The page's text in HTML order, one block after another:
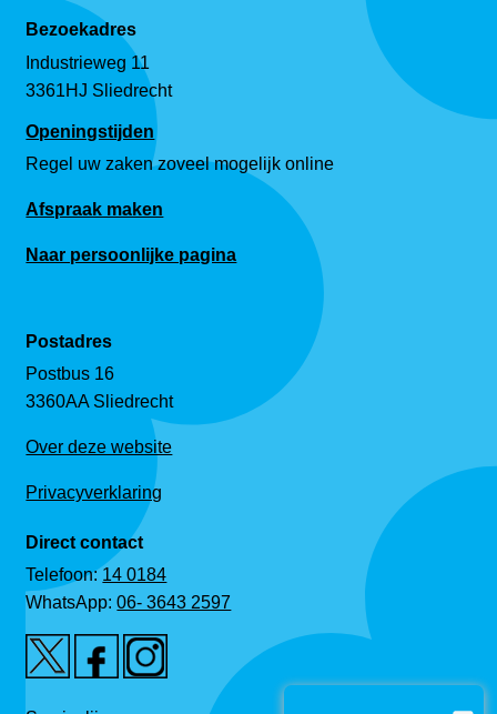
Bezoekadres
Industrieweg 11
3361HJ Sliedrecht
Openingstijden
Regel uw zaken zoveel mogelijk online
Afspraak maken
Naar persoonlijke pagina
Postadres
Postbus 16
3360AA Sliedrecht
Over deze website
Privacyverklaring
Direct contact
Telefoon:14 0184
WhatsApp:06- 3643 2597